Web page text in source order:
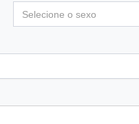
Selecione o sexo